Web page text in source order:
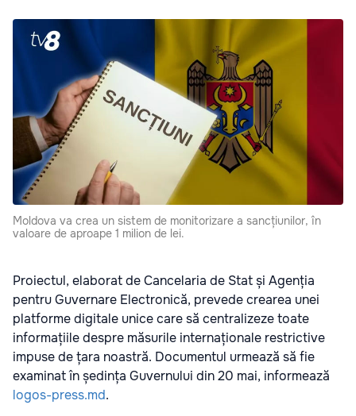
Moldova va crea un sistem de monitorizare a sancțiunilor, în
valoare de aproape 1 milion de lei.
Proiectul, elaborat de Cancelaria de Stat și Agenția
pentru Guvernare Electronică, prevede crearea unei
platforme digitale unice care să centralizeze toate
informațiile despre măsurile internaționale restrictive
impuse de țara noastră. Documentul urmează să fie
examinat în ședința Guvernului din 20 mai, informează
logos-press.md.